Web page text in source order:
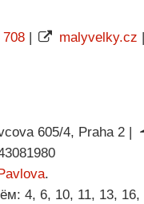
| malyvelky.cz
605/4, Praha 2 |
.
4, 6, 10, 11, 13, 16,